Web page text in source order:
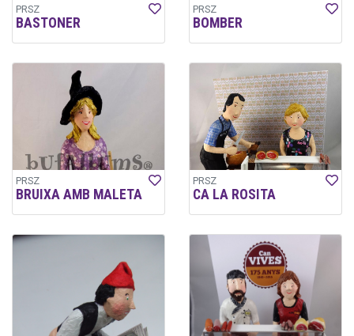
PRSZ
BASTONER
PRSZ
BOMBER
PRSZ
BRUIXA AMB MALETA
PRSZ
CA LA ROSITA